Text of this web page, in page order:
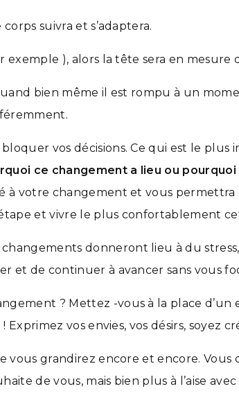
suivra et s’adaptera.
), alors la tête sera en mesure
bien même il est rompu à un
vos décisions. Ce qui est le plus
ce changement a lieu ou pourquoi
à votre changement et vous
et vivre le plus confortablement
changements donneront lieu à du
et de continuer à avancer sans vous
? Mettez -vous à la place d’un
vos envies, vos désirs, soyez
vous grandirez encore et encore.
de vous, mais bien plus à l’aise avec